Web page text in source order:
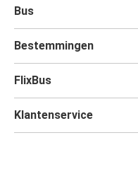
Bus
Bestemmingen
FlixBus
Klantenservice